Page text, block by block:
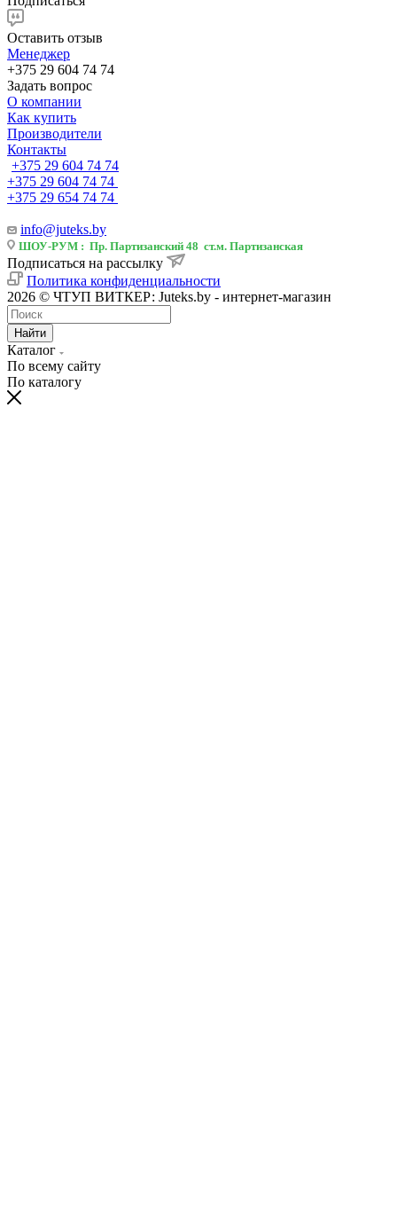
Оставить отзыв
Менеджер
+375 29 604 74 74
Задать вопрос
О компании
Как купить
Производители
Контакты
+375 29 604 74 74
+375 29 604 74 74
+375 29 654 74 74
info@juteks.by
ШОУ-РУМ : Пр. Партизанский 48 ст.м. Партизанская
Подписаться на рассылку
Политика конфиденциальности
2026 © ЧТУП ВИТКЕР: Juteks.by - интернет-магазин
Найти
Каталог
По всему сайту
По каталогу